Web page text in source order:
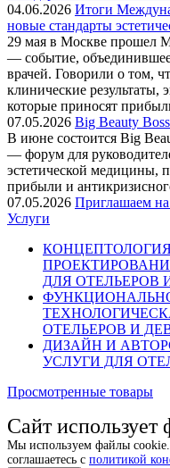
04.06.2026 Итоги
новые стандарты
29 мая в Москве прошел
— событие,
врачей. Говорили о том,
клинические результаты,
которые приносят
07.05.2026 Big Beauty
В июне состоится Big
— форум для
эстетической медицины,
прибыли и
07.05.2026 Приглашаем
Услуги
ДЛЯ ОТЕЛЬЕРОВ
ОТЕЛЬЕРОВ И
ДИЗАЙН И
УСЛУГИ ДЛЯ
Просмотренные товары
Сайт
Мы используем файлы
соглашаетесь с политикой